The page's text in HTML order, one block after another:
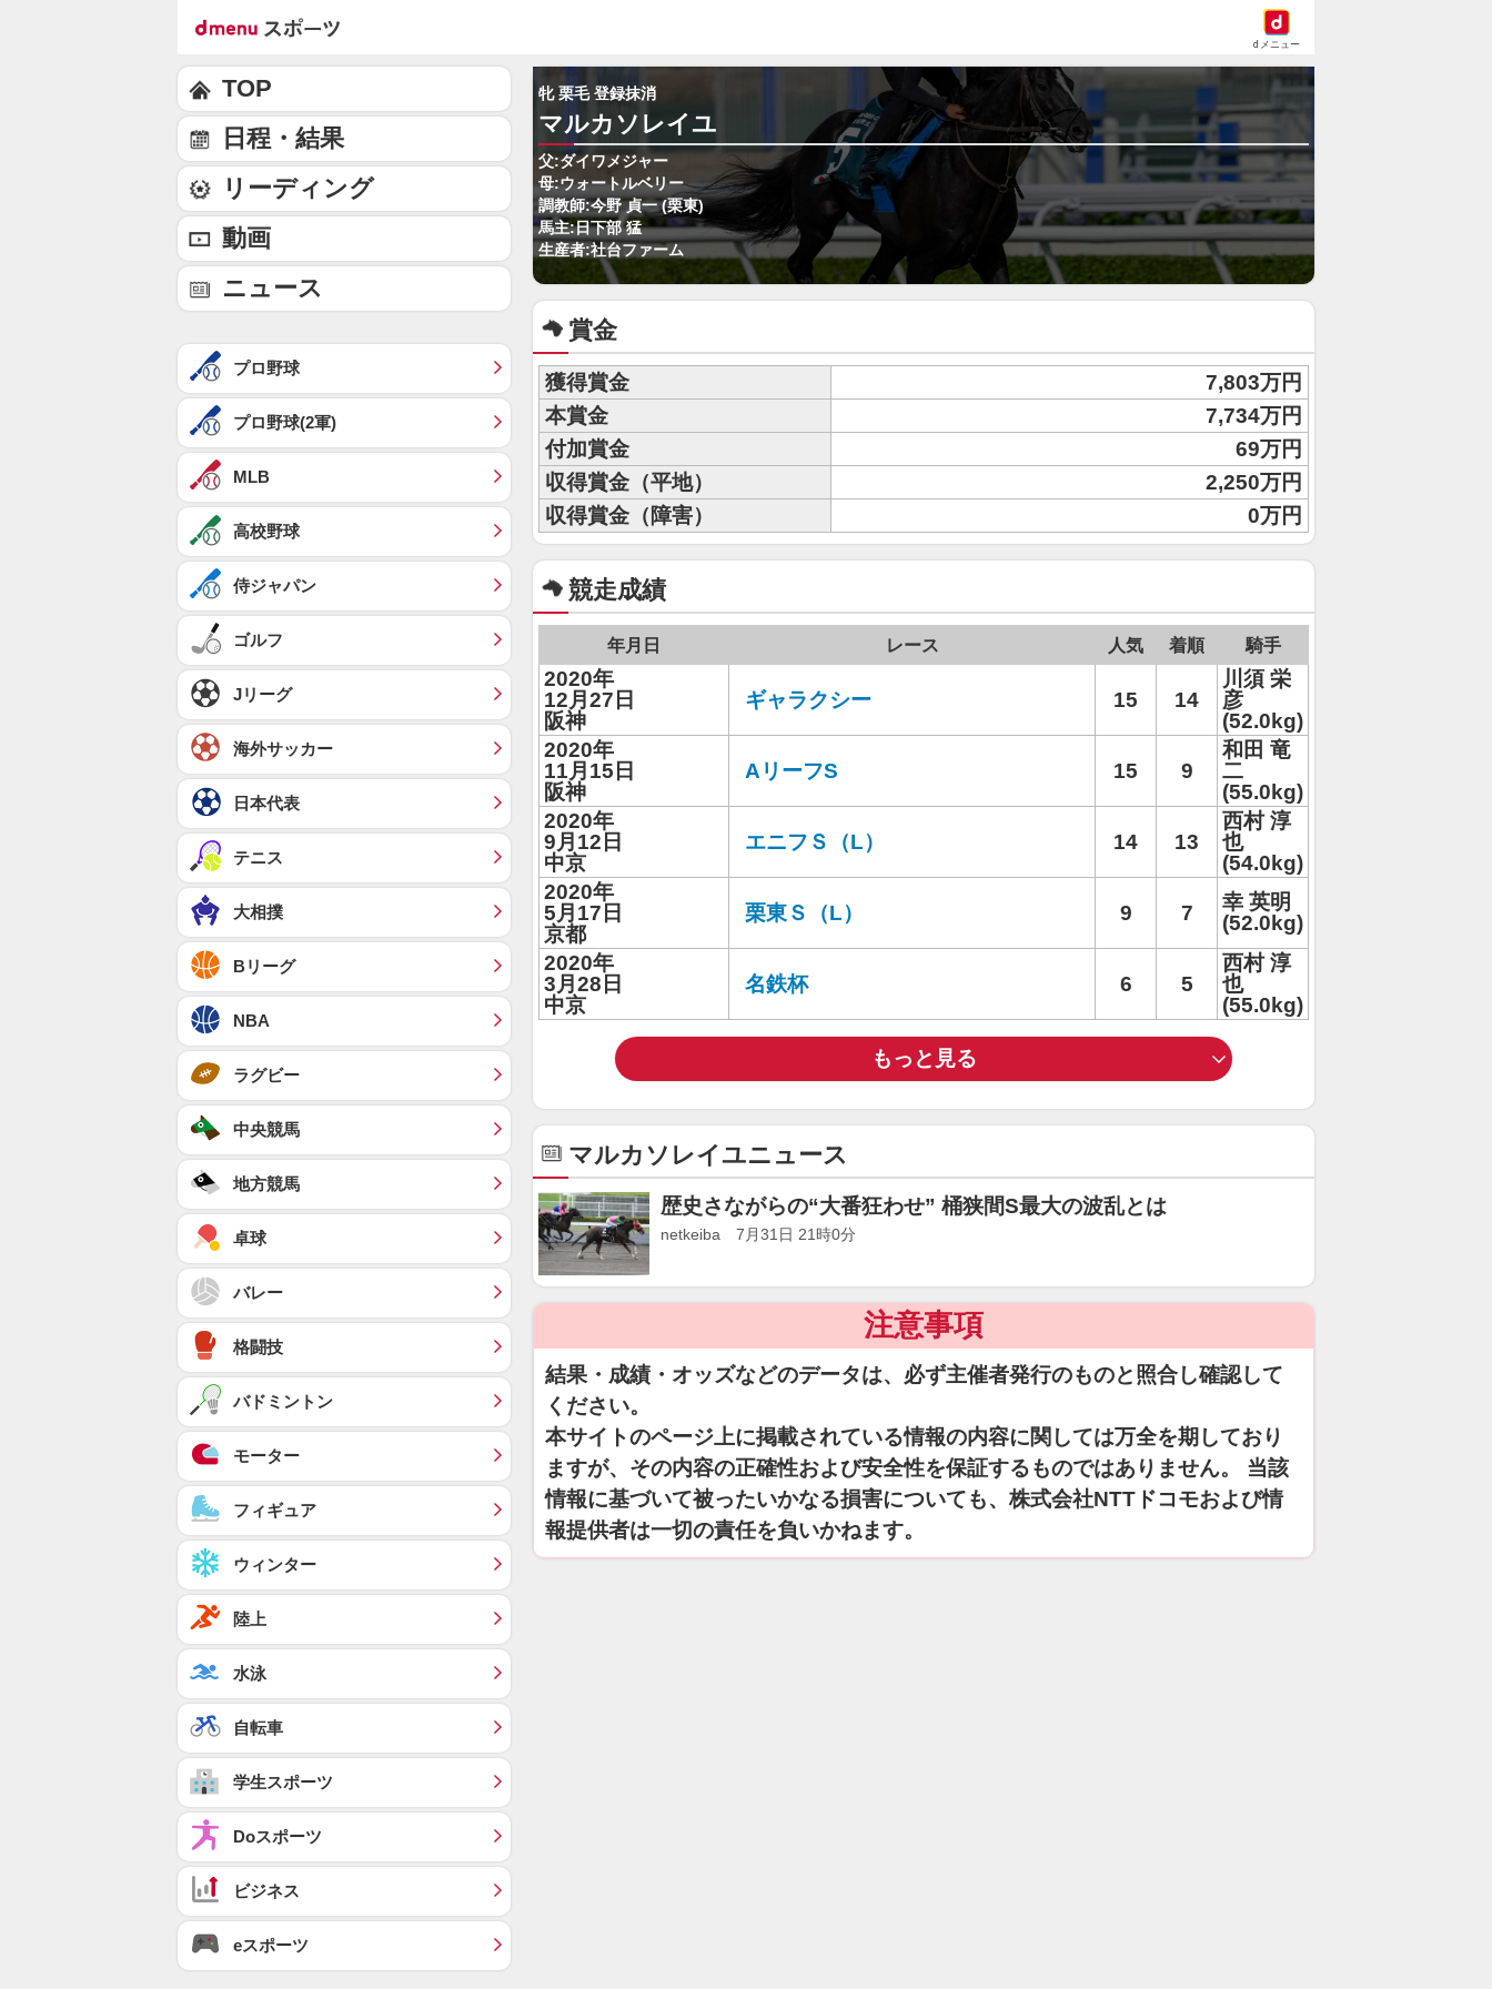
dメニュー
牝 栗毛 登録抹消
マルカソレイユ
父:ダイワメジャー
母:ウォートルベリー
調教師:今野 貞一 (栗東)
馬主:日下部 猛
生産者:社台ファーム
賞金
獲得賞金
7,803万円
本賞金
7,734万円
付加賞金
69万円
収得賞金（平地）
2,250万円
収得賞金（障害）
0万円
競走成績
年月日 レース 人気 着順 騎手
2020年
12月27日
阪神
ギャラクシー 15 14
川須 栄
彦
(52.0kg)
2020年
11月15日
阪神
AリーフS 15 9
和田 竜
二
(55.0kg)
2020年
9月12日
中京
エニフＳ（L） 14 13
西村 淳
也
(54.0kg)
2020年
5月17日
京都
栗東Ｓ（L） 9 7
幸 英明
(52.0kg)
2020年
3月28日
中京
名鉄杯 6 5
西村 淳
也
(55.0kg)
もっと見る
マルカソレイユニュース
歴史さながらの“大番狂わせ” 桶狭間S最大の波乱とは
netkeiba 7月31日 21時0分
注意事項
結果・成績・オッズなどのデータは、必ず主催者発行のものと照合し確認して
ください。
本サイトのページ上に掲載されている情報の内容に関しては万全を期しており
ますが、その内容の正確性および安全性を保証するものではありません。 当該
情報に基づいて被ったいかなる損害についても、株式会社NTTドコモおよび情
報提供者は一切の責任を負いかねます。
TOP
日程・結果
リーディング
動画
ニュース
プロ野球
プロ野球(2軍)
MLB
高校野球
侍ジャパン
ゴルフ
Jリーグ
海外サッカー
日本代表
テニス
大相撲
Bリーグ
NBA
ラグビー
中央競馬
地方競馬
卓球
バレー
格闘技
バドミントン
モーター
フィギュア
ウィンター
陸上
水泳
自転車
学生スポーツ
Doスポーツ
ビジネス
eスポーツ